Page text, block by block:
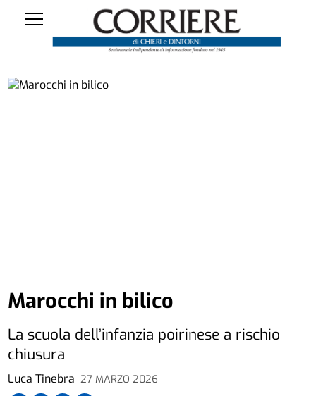
Luca Tinebra 27 MARZO 2026
Marocchi in bilico
La scuola dell’infanzia poirinese a rischio
chiusura